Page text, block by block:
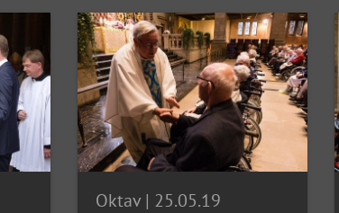
Oktav | 25.05.19